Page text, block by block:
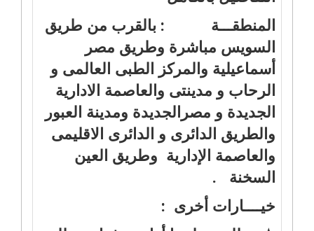
المنطقـــة : بالقرب من طريق
السويس مباشرة وطريق مصر
أسماعيلية والمركز الطبى العالمى و
الرحاب و مدينتى والعاصمة الادارية
الجديدة و مصرالجديدة ومدينة العبور
والطريق الدائرى و الدائرى الاقليمى
والعاصمة الإدارية وطريق العين
السخنة .
خيــــارات أخرى :